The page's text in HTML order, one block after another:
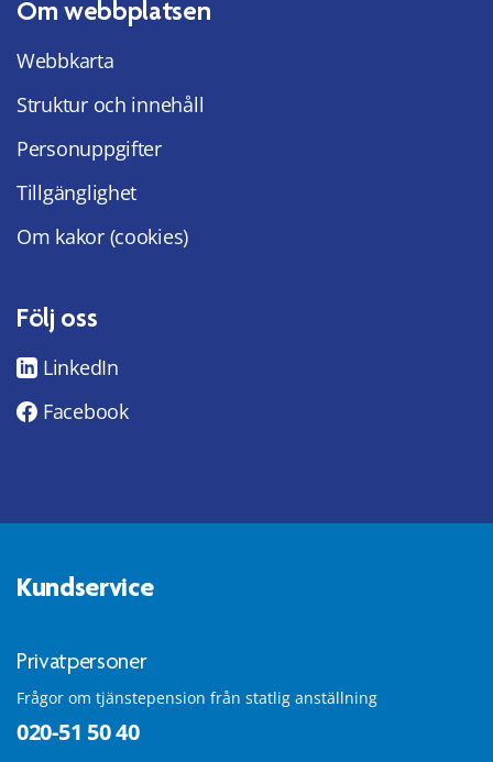
Om webbplatsen
Webbkarta
Struktur och innehåll
Personuppgifter
Tillgänglighet
Om kakor (cookies)
Följ oss
LinkedIn
Facebook
Kundservice
Privatpersoner
Frågor om tjänstepension från statlig anställning
020-51 50 40